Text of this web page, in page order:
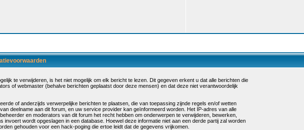
te verwijderen, is het niet mogelijk om elk bericht te lezen. Dit gegeven erkent u dat alle berichten die
of webmaster (behalve berichten geplaatst door deze mensen) en dat deze niet verantwoordelijk
of anderzijds verwerpelijke berichten te plaatsen, die van toepassing zijnde regels en/of wetten
deelname aan dit forum, en uw service provider kan geïnformeerd worden. Het IP-adres van alle
en moderators van dit forum het recht hebben om onderwerpen te verwijderen, bewerken,
wordt opgeslagen in een database. Hoewel deze informatie niet aan een derde partij zal worden
gehouden voor een hack-poging die ertoe leidt dat de gegevens vrijkomen.